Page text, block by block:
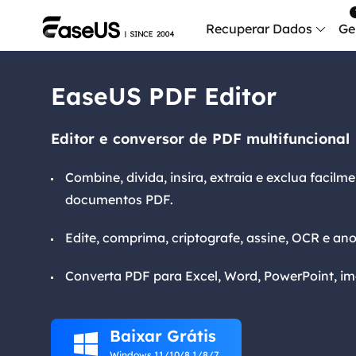
Recuperar Dados
EaseUS PDF Editor
Editor e conversor de PDF multifuncional
Combine, divida, insira, extraia e exclua
documentos PDF.
Edite, comprima, criptografe, assine, OCR e
Converta PDF para Excel, Word, PowerPoint,
 Baixar Grátis